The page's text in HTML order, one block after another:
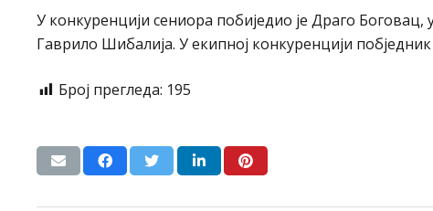
У конкуренцији сениора побиједио је Драго
Гаврило Шибалија. У екипној конкуренцији побједник
Број прегледа: 195